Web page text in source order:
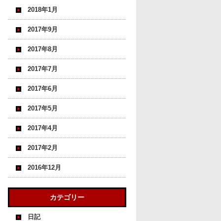
2018年1月
2017年9月
2017年8月
2017年7月
2017年6月
2017年5月
2017年4月
2017年2月
2016年12月
カテゴリー
日記